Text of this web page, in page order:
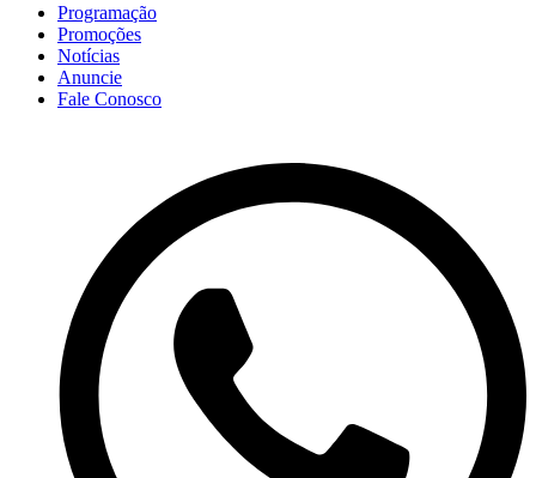
Programação
Promoções
Notícias
Anuncie
Fale Conosco